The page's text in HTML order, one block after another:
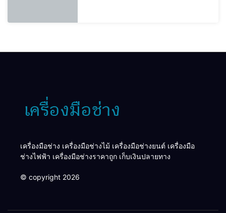
เครื่องมือช่าง เครื่องมือช่างไม้ เครื่องมือช่างยนต์ เครื่องมือ
ช่างไฟฟ้า เครื่องมือช่างราคาถูก เก็บเงินปลายทาง
© copyright 2026